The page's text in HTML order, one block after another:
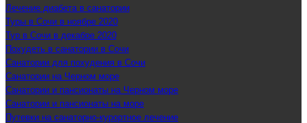
Лечение диабета в санатории
Туры в Сочи в ноябре 2020
Тур в Сочи в декабре 2020
Похудеть в санатории в Сочи
Санатории для похудения в Сочи
Санатории на Черном море
Санатории и пансионаты на Черном море
Санатории и пансионаты на море
Путевки на санаторно-курортное лечение